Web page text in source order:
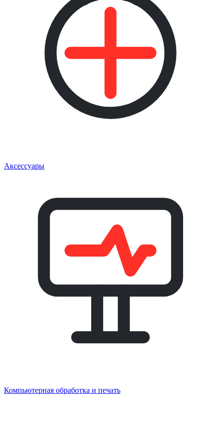
Аксессуары
Компьютерная обработка и печать